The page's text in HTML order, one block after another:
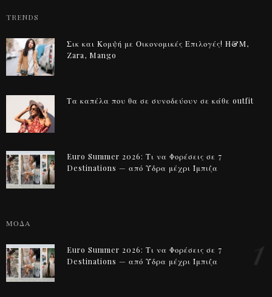
TRENDS
Σικ και Κομψή με Οικονομικές Επιλογές! Η&Μ,
Zara, Mango
Τα καπέλα που θα σε συνοδεύουν σε κάθε outfit
Euro Summer 2026: Τι να Φορέσεις σε 7
Destinations — από Ύδρα μέχρι Ίμπιζα
ΜΟΔΑ
Euro Summer 2026: Τι να Φορέσεις σε 7
Destinations — από Ύδρα μέχρι Ίμπιζα